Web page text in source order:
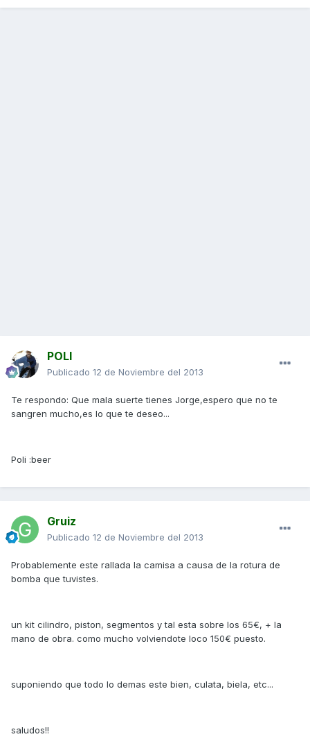
POLI
Publicado 12 de Noviembre del 2013
Te respondo: Que mala suerte tienes Jorge,espero que no te
sangren mucho,es lo que te deseo...
Poli :beer
Gruiz
Publicado 12 de Noviembre del 2013
Probablemente este rallada la camisa a causa de la rotura de
bomba que tuvistes.
un kit cilindro, piston, segmentos y tal esta sobre los 65€, + la
mano de obra. como mucho volviendote loco 150€ puesto.
suponiendo que todo lo demas este bien, culata, biela, etc...
saludos!!